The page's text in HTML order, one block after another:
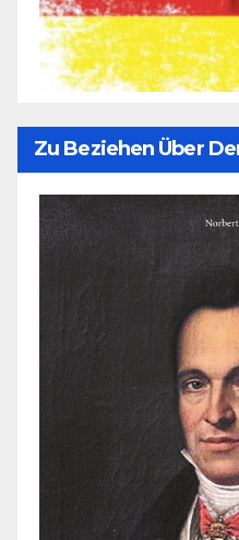
Zu Beziehen Über